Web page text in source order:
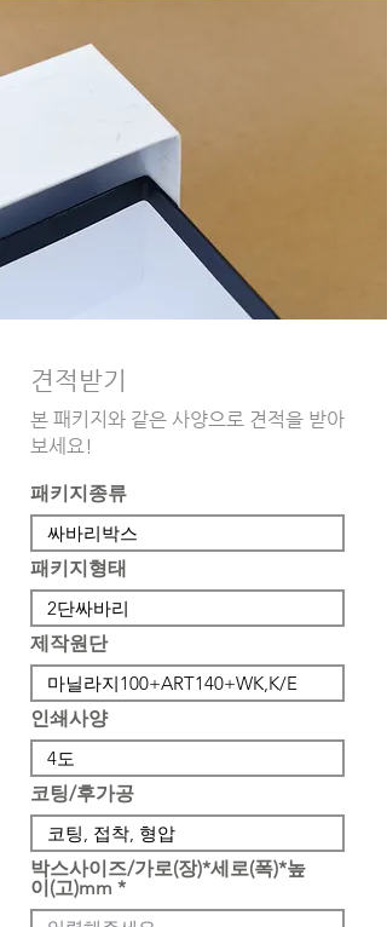
​견적받기
본 패키지와 같은 사양으로 견적을 받아
보세요!
패키지종류
패키지형태
제작원단
인쇄사양
코팅/후가공
박스사이즈/가로(장)*세로(폭)*높
이(고)mm